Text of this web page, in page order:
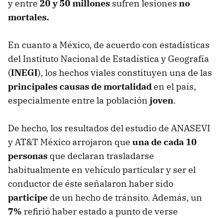
y entre 20 y 50 millones sufren lesiones no
mortales.
En cuanto a México, de acuerdo con estadísticas
del Instituto Nacional de Estadística y Geografía
(INEGI), los hechos viales constituyen una de las
principales causas de mortalidaden el país,
especialmente entre la población joven.
De hecho, los resultados del estudio de ANASEVI
y AT&T México arrojaron que una de cada 10
personas que declaran trasladarse
habitualmente en vehículo particular y ser el
conductor de éste señalaron haber sido
participe de un hecho de tránsito. Además, un
7% refirió haber estado a punto de verse